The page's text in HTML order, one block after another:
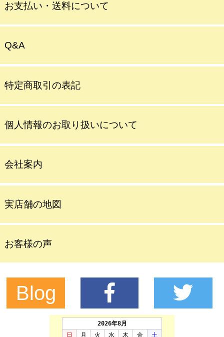
お支払い・送料について
Q&A
特定商取引の表記
個人情報のお取り扱いについて
会社案内
実店舗の地図
お客様の声
Blog